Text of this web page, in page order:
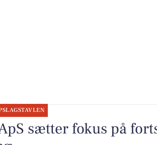
sætter fokus på